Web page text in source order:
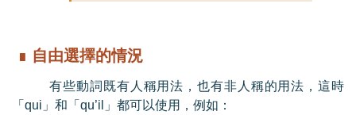
∎ 自由選擇的情況
有些動詞既有人稱用法，也有非人稱的用法，這時
「 qui 」和「 qu’il 」都可以使用，例如：